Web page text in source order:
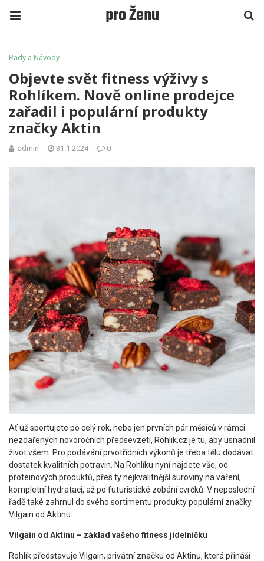
pro Ženu
Rady a Návody
Objevte svět fitness výživy s
Rohlíkem. Nově online prodejce
zařadil i populární produkty
značky Aktin
admin 31.1.2024 0
Ať už sportujete po celý rok, nebo jen prvních pár měsíců v rámci
nezdařených novoročních předsevzetí, Rohlik.cz je tu, aby usnadnil
život všem. Pro podávání prvotřídních výkonů je třeba tělu dodávat
dostatek kvalitních potravin. Na Rohlíku nyní najdete vše, od
proteinových produktů, přes ty nejkvalitnější suroviny na vaření,
kompletní hydrataci, až po futuristické zobání cvrčků. V neposlední
řadě také zahrnul do svého sortimentu produkty populární značky
Vilgain od Aktinu.
Vilgain od Aktinu – základ vašeho fitness jídelníčku
Rohlík představuje Vilgain, privátní značku od Aktinu, která přináší